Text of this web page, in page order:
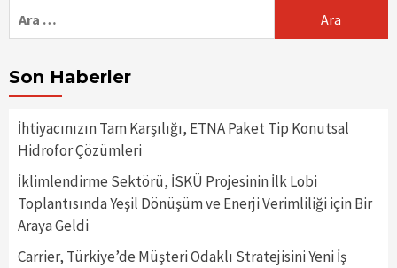
Son Haberler
İhtiyacınızın Tam Karşılığı, ETNA Paket Tip Konutsal
Hidrofor Çözümleri
İklimlendirme Sektörü, İSKÜ Projesinin İlk Lobi
Toplantısında Yeşil Dönüşüm ve Enerji Verimliliği için Bir
Araya Geldi
Carrier, Türkiye’de Müşteri Odaklı Stratejisini Yeni İş